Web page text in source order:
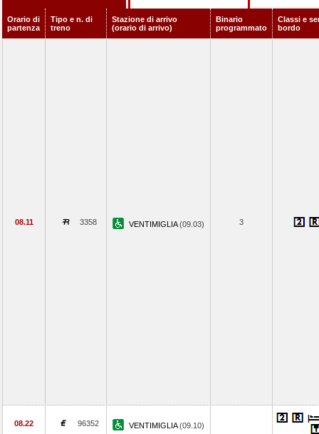
Orario di
partenza
Tipo e n. di
treno
Stazione di arrivo
(orario di arrivo)
Binario
programmato
Classi e
bordo
08.11 3358 VENTIMIGLIA(09.03) 3
08.22 96352 VENTIMIGLIA(09.10)